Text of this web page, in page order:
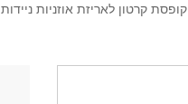
קופסת קרטון לאריזת אוזניות ניידות